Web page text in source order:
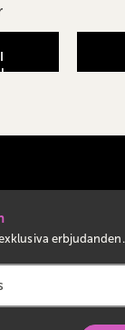
erbjudanden.